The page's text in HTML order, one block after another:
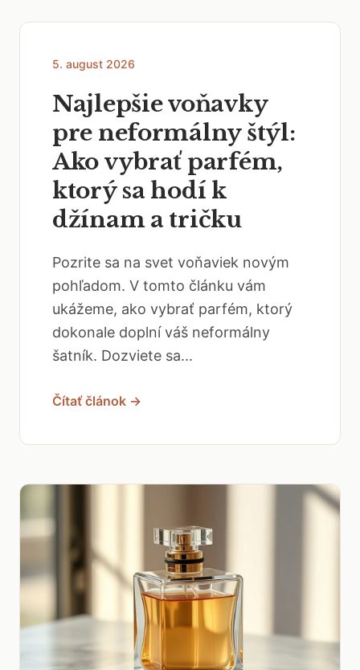
5. august 2026
Najlepšie voňavky
pre neformálny štýl:
Ako vybrať parfém,
ktorý sa hodí k
džínam a tričku
Pozrite sa na svet voňaviek novým
pohľadom. V tomto článku vám
ukážeme, ako vybrať parfém, ktorý
dokonale doplní váš neformálny
šatník. Dozviete sa...
Čítať článok →